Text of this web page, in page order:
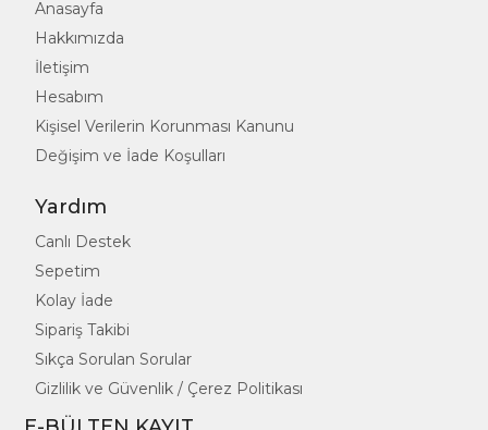
Anasayfa
Hakkımızda
İletişim
Hesabım
Kişisel Verilerin Korunması Kanunu
Değişim ve İade Koşulları
Yardım
Canlı Destek
Sepetim
Kolay İade
Sipariş Takibi
Sıkça Sorulan Sorular
Gizlilik ve Güvenlik / Çerez Politikası